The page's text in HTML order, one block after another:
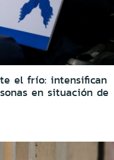
el frío: intensifican
en situación de